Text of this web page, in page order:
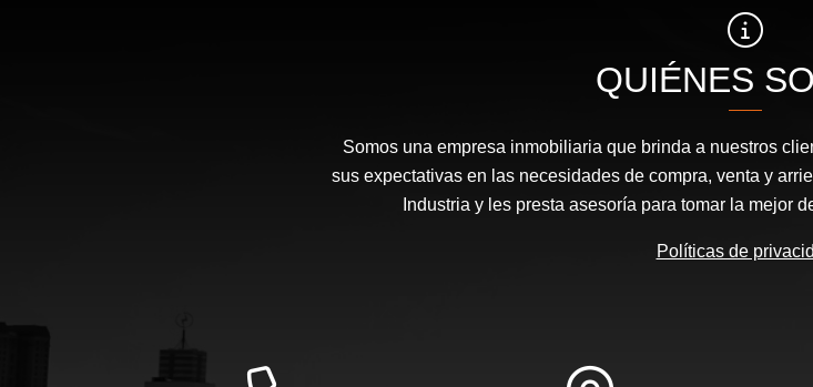
QUIÉNES
Somos una empresa inmobiliaria que brinda a nuestros
sus expectativas en las necesidades de compra, venta y
Industria y les presta asesoría para tomar la mejor
Políticas de